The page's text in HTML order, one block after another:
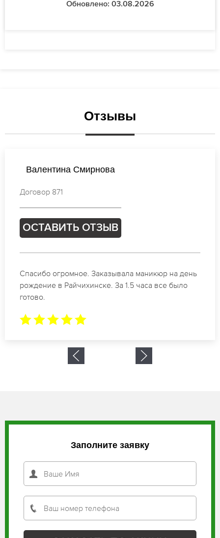
Обновлено: 03.08.2026
Отзывы
Анастасия Иванова
Договор 015
ОСТАВИТЬ ОТЗЫВ
Идеальные специалисты своего дела по
маникюру в Райчихинске. Замечательный
результат. Буду обращаться еще.
Заполните заявку